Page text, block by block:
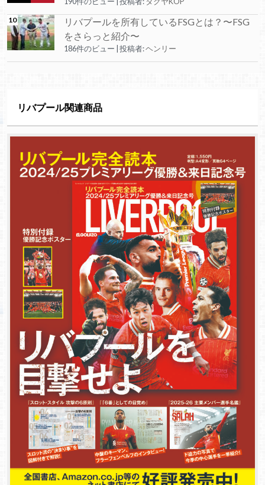
リバプールを所有しているFSGとは？〜FSG
をさらっと紹介〜
186件のビュー 投稿者:ヘンリー
リバプール関連商品